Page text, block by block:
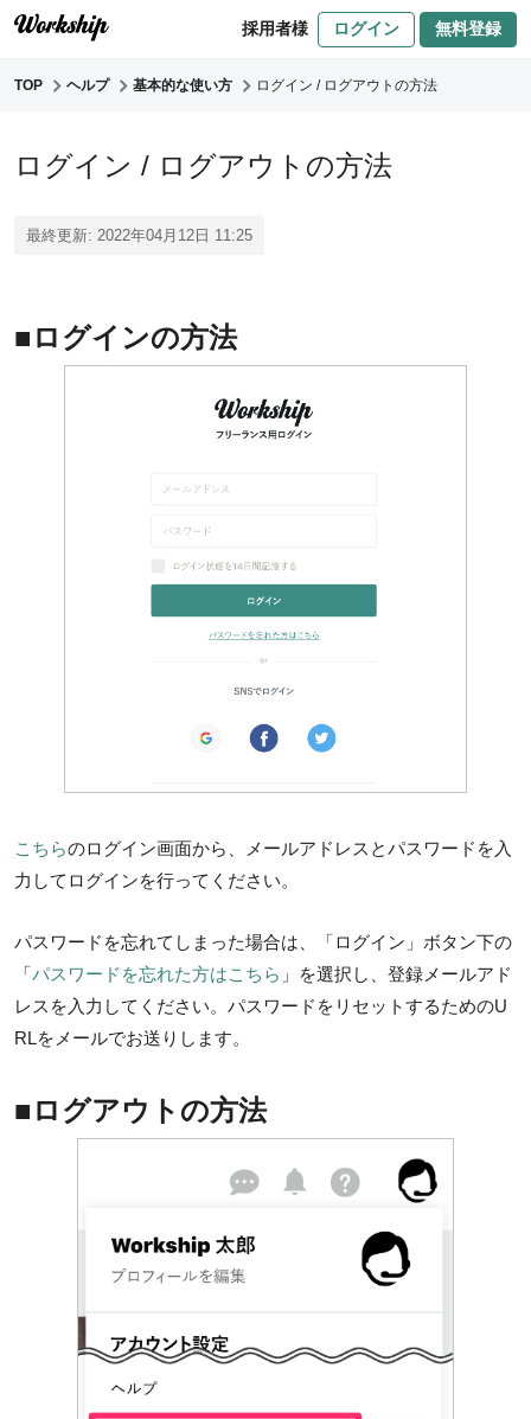
採用者様 ログイン 無料登録
TOP ヘルプ 基本的な使い方 ログイン / ログアウトの方法
ログイン / ログアウトの方法
最終更新: 2022年04月12日 11:25
■ログインの方法
こちらのログイン画面から、メールアドレスとパスワードを入
力してログインを行ってください。
パスワードを忘れてしまった場合は、「ログイン」ボタン下の
「パスワードを忘れた方はこちら 」を選択し、登録メールアド
レスを入力してください。パスワードをリセットするためのU
RLをメールでお送りします。
■ログアウトの方法